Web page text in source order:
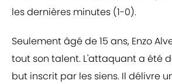
les dernières minutes (1-0).
Seulement âgé de 15 ans, Enzo
tout son talent. L'attaquant a été
but inscrit par les siens. Il délivre